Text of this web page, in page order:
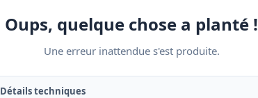
Oups, quelque chose a planté !
Une erreur inattendue s'est produite.
Détails techniques